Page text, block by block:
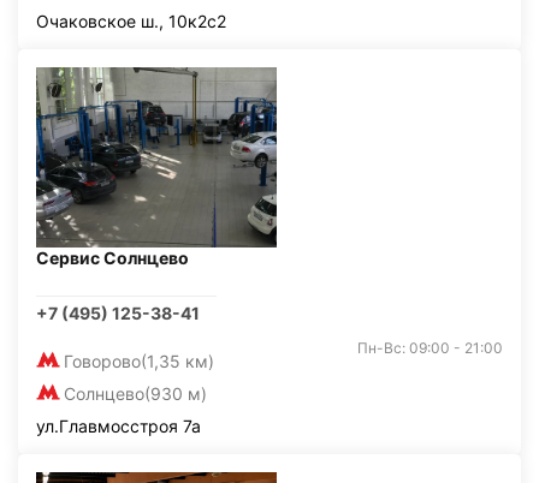
Очаковское ш., 10к2с2
Сервис Солнцево
+7 (495) 125-38-41
Говорово(1,35 км)
Солнцево(930 м)
Пн-Вс: 09:00 - 21:00
ул.Главмосстроя 7а